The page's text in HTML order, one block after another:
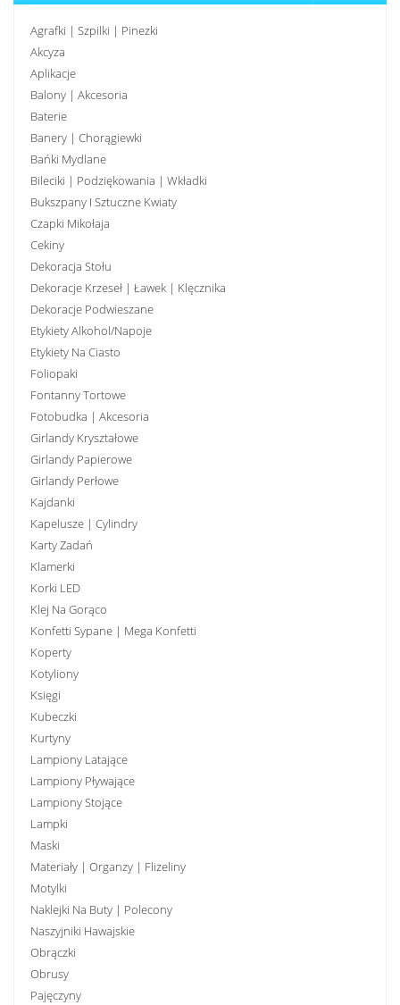
Agrafki | Szpilki | Pinezki
Akcyza
Aplikacje
Balony | Akcesoria
Baterie
Banery | Chorągiewki
Bańki Mydlane
Bileciki | Podziękowania | Wkładki
Bukszpany I Sztuczne Kwiaty
Czapki Mikołaja
Cekiny
Dekoracja Stołu
Dekoracje Krzeseł | Ławek | Klęcznika
Dekoracje Podwieszane
Etykiety Alkohol/Napoje
Etykiety Na Ciasto
Foliopaki
Fontanny Tortowe
Fotobudka | Akcesoria
Girlandy Kryształowe
Girlandy Papierowe
Girlandy Perłowe
Kajdanki
Kapelusze | Cylindry
Karty Zadań
Klamerki
Korki LED
Klej Na Gorąco
Konfetti Sypane | Mega Konfetti
Koperty
Kotyliony
Księgi
Kubeczki
Kurtyny
Lampiony Latające
Lampiony Pływające
Lampiony Stojące
Lampki
Maski
Materiały | Organzy | Flizeliny
Motylki
Naklejki Na Buty | Polecony
Naszyjniki Hawajskie
Obrączki
Obrusy
Pajęczyny